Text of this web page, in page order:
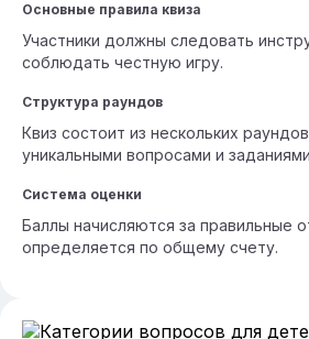
Основные правила квиза
Участники должны следовать
соблюдать честную игру.
Структура раундов
Квиз состоит из нескольких
уникальными вопросами и
Система оценки
Баллы начисляются за правильные
определяется по общему счету.